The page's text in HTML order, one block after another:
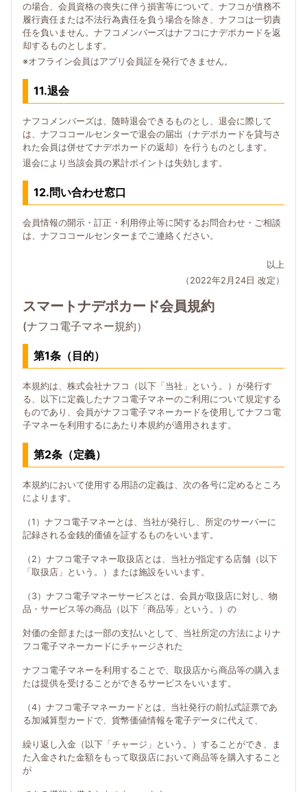
の場合、会員資格の喪失に伴う損害等について、ナフコが債務不
履行責任または不法行為責任を負う場合を除き、ナフコは一切責
任を負いません。ナフコメンバーズはナフコにナデポカードを返
却するものとします。
※オフライン会員はアプリ会員証を発行できません。
11.退会
ナフコメンバーズは、随時退会できるものとし、退会に際して
は、ナフココールセンターで退会の届出（ナデポカードを貸与さ
れた会員は併せてナデポカードの返却）を行うものとします。
退会により当該会員の累計ポイントは失効します。
12.問い合わせ窓口
会員情報の開示・訂正・利用停止等に関するお問合わせ・ご相談
は、ナフココールセンターまでご連絡ください。
以上
（2022年2月24日 改定）
スマートナデポカード会員規約
(ナフコ電子マネー規約）
第1条（目的）
本規約は、株式会社ナフコ（以下「当社」という。）が発行す
る、以下に定義したナフコ電子マネーのご利用について規定する
ものであり、会員がナフコ電子マネーカードを使用してナフコ電
子マネーを利用するにあたり本規約が適用されます。
第2条（定義）
本規約において使用する用語の定義は、次の各号に定めるところ
によります。
（1）ナフコ電子マネーとは、当社が発行し、所定のサーバーに
記録される金銭的価値を証するものをいいます。
（2）ナフコ電子マネー取扱店とは、当社が指定する店舗（以下
「取扱店」という。）または施設をいいます。
（3）ナフコ電子マネーサービスとは、会員が取扱店に対し、物
品・サービス等の商品（以下「商品等」という。）の
対価の全部または一部の支払いとして、当社所定の方法によりナ
フコ電子マネーカードにチャージされた
ナフコ電子マネーを利用することで、取扱店から商品等の購入ま
たは提供を受けることができるサービスをいいます。
（4）ナフコ電子マネーカードとは、当社発行の前払式証票であ
る加減算型カードで、貨幣価値情報を電子データに代えて、
繰り返し入金（以下「チャージ」という。）することができ、ま
た入金された金額をもって取扱店において商品等を購入すること
が